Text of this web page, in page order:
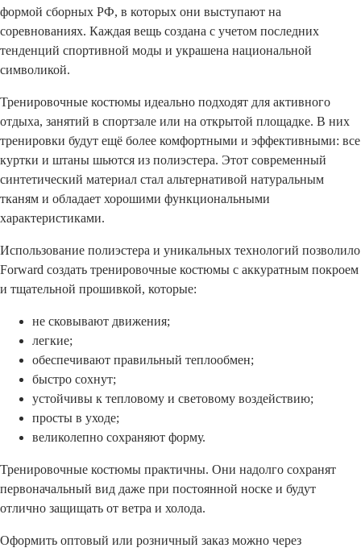
формой сборных РФ, в которых они выступают на
соревнованиях. Каждая вещь создана с учетом последних
тенденций спортивной моды и украшена национальной
символикой.
Тренировочные костюмы идеально подходят для активного
отдыха, занятий в спортзале или на открытой площадке. В них
тренировки будут ещё более комфортными и эффективными: все
куртки и штаны шьются из полиэстера. Этот современный
синтетический материал стал альтернативой натуральным
тканям и обладает хорошими функциональными
характеристиками.
Использование полиэстера и уникальных технологий позволило
Forward создать тренировочные костюмы с аккуратным покроем
и тщательной прошивкой, которые:
не сковывают движения;
легкие;
обеспечивают правильный теплообмен;
быстро сохнут;
устойчивы к тепловому и световому воздействию;
просты в уходе;
великолепно сохраняют форму.
Тренировочные костюмы практичны. Они надолго сохранят
первоначальный вид даже при постоянной носке и будут
отлично защищать от ветра и холода.
Оформить оптовый или розничный заказ можно через